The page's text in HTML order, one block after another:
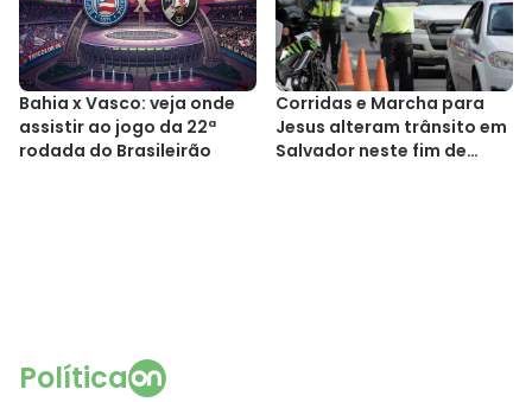
Bahia x Vasco: veja onde
assistir ao jogo da 22ª
rodada do Brasileirão
Corridas e Marcha para
Jesus alteram trânsito em
Salvador neste fim de
Política